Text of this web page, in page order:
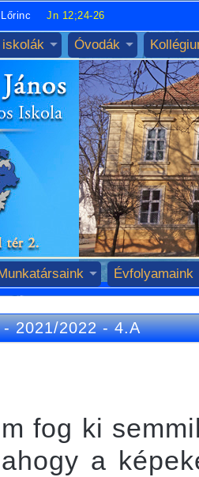
Jn 12;24-26
Óvodák
Évfolyamaink
2021/2022-4.A
fog ki
a